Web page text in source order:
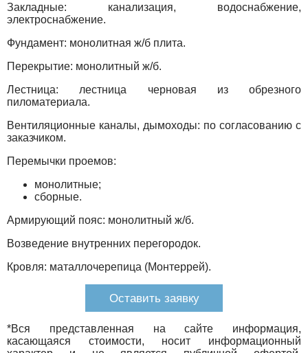
Закладные: канализация, водоснабжение,
электроснабжение.
Фундамент: монолитная ж/б плита.
Перекрытие: монолитный ж/б.
Лестница: лестница черновая из обрезного
пиломатериала.
Вентиляционные каналы, дымоходы: по согласованию с
заказчиком.
Перемычки проемов:
монолитные;
сборные.
Армирующий пояс: монолитный ж/б.
Возведение внутренних перегородок.
Кровля: маталлочерепица (Монтеррей).
Оставить заявку
*Вся представленная на сайте информация,
касающаяся стоимости, носит информационный